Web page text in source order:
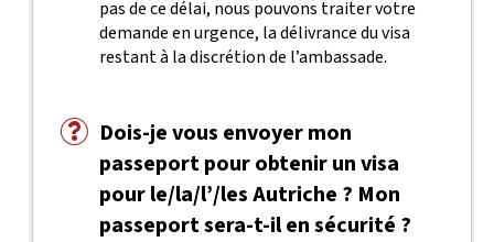
pas de ce délai, nous pouvons traiter votre
demande en urgence, la délivrance du visa
restant à la discrétion de l’ambassade.
Dois-je vous envoyer mon
passeport pour obtenir un visa
pour le/la/l’/les Autriche ? Mon
passeport sera-t-il en sécurité ?